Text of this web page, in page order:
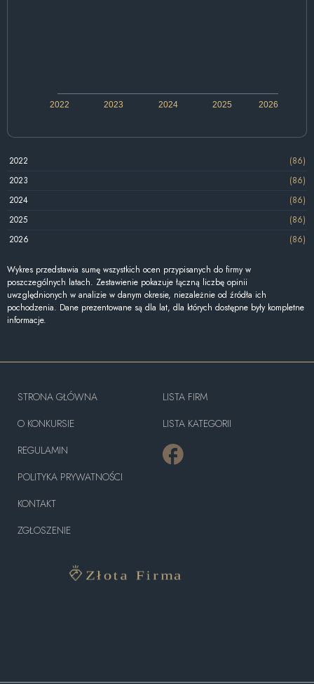
2022 2024 2026
2023 2025
2022
(86)
2023
(86)
2024
(86)
2025
(86)
2026
(86)
Wykres przedstawia sumę wszystkich ocen przypisanych do firmy w
poszczególnych latach. Zestawienie pokazuje łączną liczbę opinii
uwzględnionych w analizie w danym okresie, niezależnie od źródła ich
pochodzenia. Dane prezentowane są dla lat, dla których dostępne były kompletne
informacje.
STRONA GŁÓWNA
O KONKURSIE
REGULAMIN
POLITYKA PRYWATNOŚCI
KONTAKT
ZGŁOSZENIE
LISTA FIRM
LISTA KATEGORII